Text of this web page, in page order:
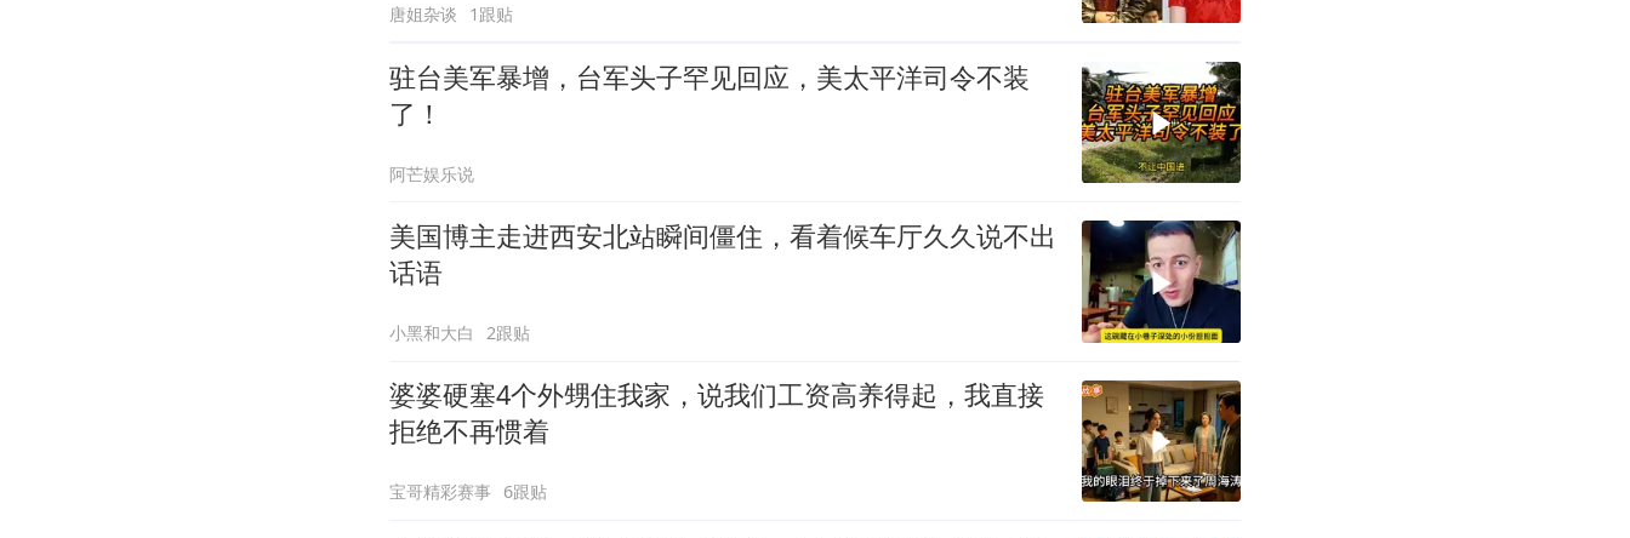
唐姐杂谈 1跟贴
驻台美军暴增，台军头子罕见回应，美太平洋司令不装
了！
阿芒娱乐说
美国博主走进西安北站瞬间僵住，看着候车厅久久说不出
话语
小黑和大白 2跟贴
婆婆硬塞4个外甥住我家，说我们工资高养得起，我直接
拒绝不再惯着
宝哥精彩赛事 6跟贴